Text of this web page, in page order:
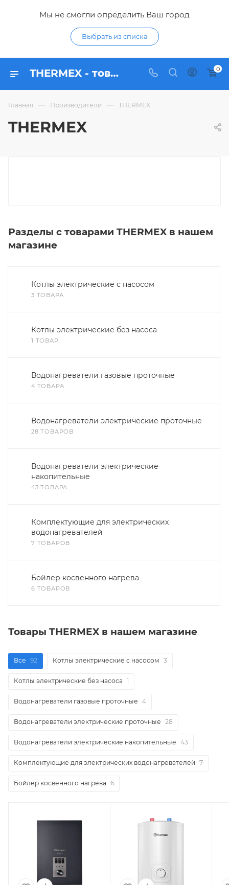
Мы не смогли определить Ваш город
Выбрать из списка
THERMEX - товары бренда в интернет-магазине Гидропромтехника 0
Главная — Производители — THERMEX
THERMEX
Разделы с товарами THERMEX в нашем
магазине
Котлы электрические с насосом
3 ТОВАРА
Котлы электрические без насоса
1 ТОВАР
Водонагреватели газовые проточные
4 ТОВАРА
Водонагреватели электрические проточные
28 ТОВАРОВ
Водонагреватели электрические
накопительные
43 ТОВАРА
Комплектующие для электрических
водонагревателей
7 ТОВАРОВ
Бойлер косвенного нагрева
6 ТОВАРОВ
Товары THERMEX в нашем магазине
Все 92 Котлы электрические с насосом 3
Котлы электрические без насоса 1
Водонагреватели газовые проточные 4
Водонагреватели электрические проточные 28
Водонагреватели электрические накопительные 43
Комплектующие для электрических водонагревателей 7
Бойлер косвенного нагрева 6